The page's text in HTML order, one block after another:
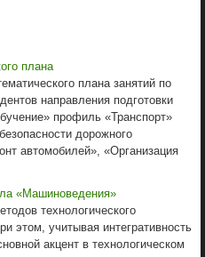
плана
плана занятий по
направления подготовки
профиль «Транспорт»
дорожного
автомобилей», «Организация
«Машиноведения»
технологического
этом, учитывая интегративность
акцент в технологическом